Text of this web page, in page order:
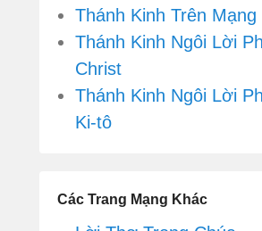
Thánh Kinh Trên Mạng
Thánh Kinh Ngôi Lời
Christ
Thánh Kinh Ngôi Lời
Ki-tô
Các Trang Mạng Khác